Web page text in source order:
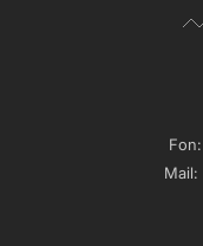
Fon:
Mail: